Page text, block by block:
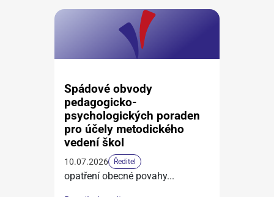
Spádové obvody
pedagogicko-
psychologických poraden
pro účely metodického
vedení škol
10.07.2026 Ředitel
opatření obecné povahy...